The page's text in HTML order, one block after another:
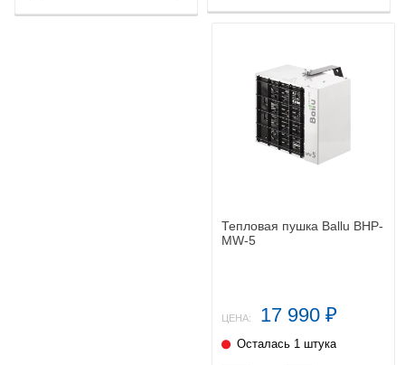
Тепловая пушка Ballu BHP-
MW-5
ЦЕНА: 17 990 ₽
Осталась 1 штука